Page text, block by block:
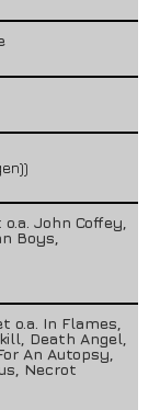
John Coffey,
Boys,
o.a. In Flames,
Death Angel,
An Autopsy,
Necrot